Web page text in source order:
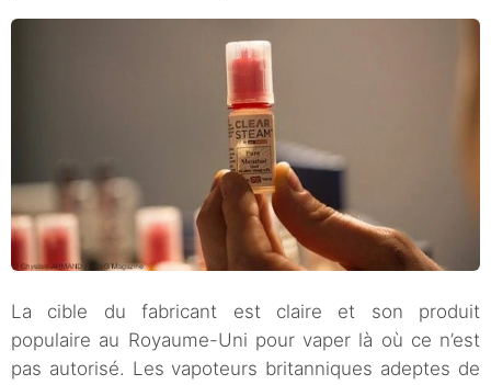
La cible du fabricant est claire et son produit
populaire au Royaume-Uni pour vaper là où ce n’est
pas autorisé. Les vapoteurs britanniques adeptes de